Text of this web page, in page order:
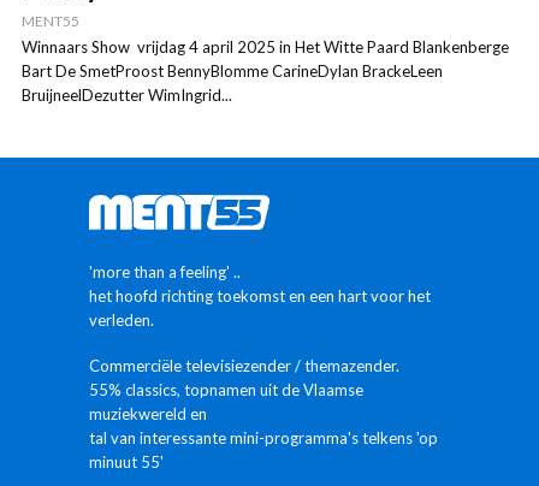
MENT55
Winnaars Show vrijdag 4 april 2025 in Het Witte Paard Blankenberge
Bart De SmetProost BennyBlomme CarineDylan BrackeLeen
BruijneelDezutter WimIngrid...
'more than a feeling' ..
het hoofd richting toekomst en een hart voor het
verleden.
Commerciële televisiezender / themazender.
55% classics, topnamen uit de Vlaamse
muziekwereld en
tal van interessante mini-programma's telkens 'op
minuut 55'